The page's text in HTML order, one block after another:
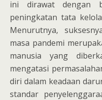
ini dirawat dengan
peningkatan tata
Menurutnya,
masa pandemi
manusia yang
mengatasi
diri dalam keadaan
standar